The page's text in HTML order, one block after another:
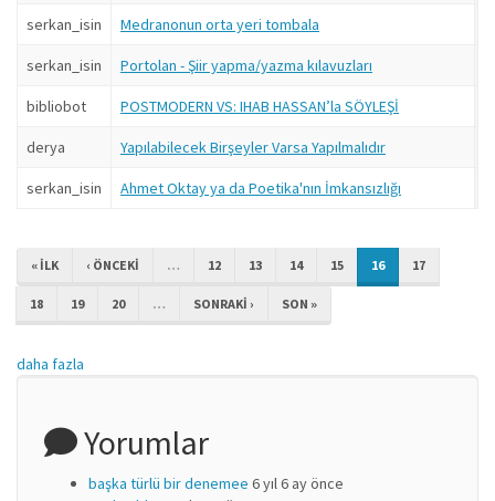
serkan_isin Medranonun orta yeri tombala
serkan_isin Portolan - Şiir yapma/yazma kılavuzları
bibliobot POSTMODERN VS: IHAB HASSAN’la SÖYLEŞİ
derya Yapılabilecek Birşeyler Varsa Yapılmalıdır
serkan_isin Ahmet Oktay ya da Poetika'nın İmkansızlığı
« ILK ‹ ÖNCEKI … 12 13 14 15 16 17
18 19 20 … SONRAKI › SON »
daha fazla
Yorumlar
başka türlü bir denemee 6 yıl 6 ay önce